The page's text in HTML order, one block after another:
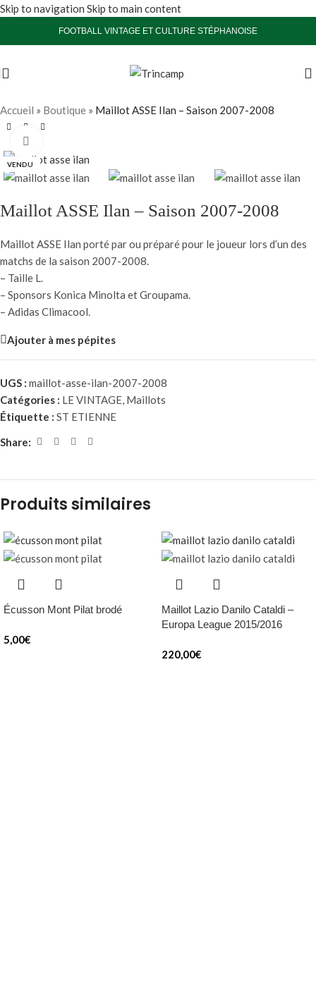
Skip to navigation Skip to main content
FOOTBALL VINTAGE ET CULTURE STÉPHANOISE
Accueil » Boutique » Maillot ASSE Ilan – Saison 2007-2008
VENDU
Maillot ASSE Ilan – Saison 2007-2008
Maillot ASSE Ilan porté par ou préparé pour le joueur lors d’un des
matchs de la saison 2007-2008.
– Taille L.
– Sponsors Konica Minolta et Groupama.
– Adidas Climacool.
Ajouter à mes pépites
UGS : maillot-asse-ilan-2007-2008
Catégories : LE VINTAGE, Maillots
Étiquette : ST ETIENNE
Share:
Produits similaires
Écusson Mont Pilat brodé
5,00€
Maillot Lazio Danilo Cataldi –
Europa League 2015/2016
220,00€